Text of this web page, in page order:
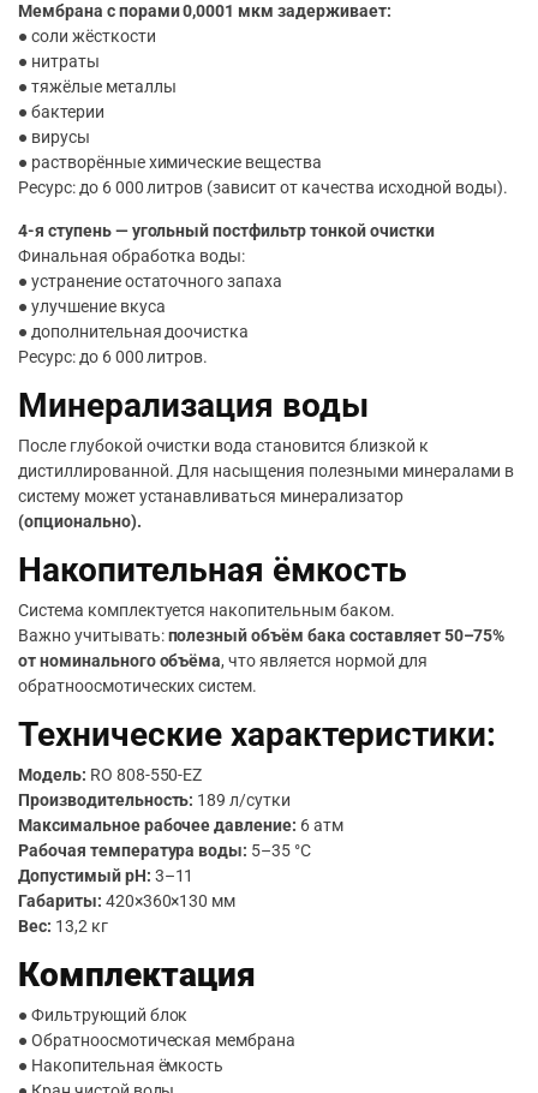
Мембрана с порами 0,0001 мкм задерживает:
● соли жёсткости
● нитраты
● тяжёлые металлы
● бактерии
● вирусы
● растворённые химические вещества
Ресурс: до 6 000 литров (зависит от качества исходной воды).
4-я ступень — угольный постфильтр тонкой очистки
Финальная обработка воды:
● устранение остаточного запаха
● улучшение вкуса
● дополнительная доочистка
Ресурс: до 6 000 литров.
Минерализация воды
После глубокой очистки вода становится близкой к
дистиллированной. Для насыщения полезными минералами в
систему может устанавливаться минерализатор
(опционально).
Накопительная ёмкость
Система комплектуется накопительным баком.
Важно учитывать:полезный объём бака составляет 50–75%
от номинального объёма, что является нормой для
обратноосмотических систем.
Технические характеристики:
Модель: RO 808-550-EZ
Производительность: 189 л/сутки
Максимальное рабочее давление: 6 атм
Рабочая температура воды: 5–35 °C
Допустимый pH: 3–11
Габариты: 420×360×130 мм
Вес: 13,2 кг
Комплектация
● Фильтрующий блок
● Обратноосмотическая мембрана
● Накопительная ёмкость